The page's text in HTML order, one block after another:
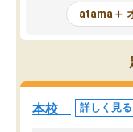
が、自分で自分の
とっては難しい部
かと思った。
atama＋
本校 詳しく見る